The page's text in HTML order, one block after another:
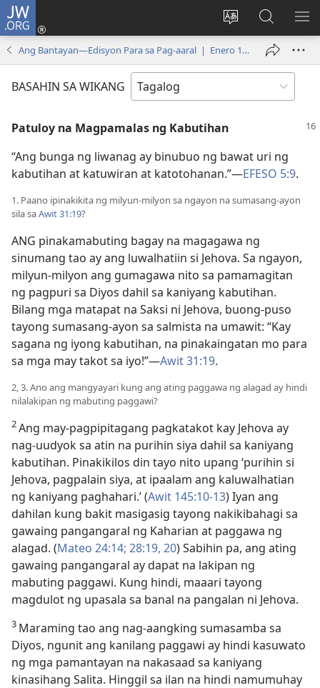
JW.ORG
Baguhin
ang
ng
Mag-
log
bubukas
window)
sa
JW.ORG
Ang Bantayan—Edisyon Para sa Pag-aaral | Enero 15, 2002
BASAHIN SA WIKANG
Patuloy na Magpamalas ng Kabutihan
“Ang bunga ng liwanag ay binubuo ng bawat uri ng
kabutihan at katuwiran at katotohanan.”​—EFESO 5:9.
1. Paano ipinakikita ng milyun-milyon sa ngayon na sumasang-ayon
sila saAwit 31:19?
ANG pinakamabuting bagay na magagawa ng
sinumang tao ay ang luwalhatiin si Jehova. Sa ngayon,
milyun-milyon ang gumagawa nito sa pamamagitan
ng pagpuri sa Diyos dahil sa kaniyang kabutihan.
Bilang mga matapat na Saksi ni Jehova, buong-puso
tayong sumasang-ayon sa salmista na umawit: “Kay
sagana ng iyong kabutihan, na pinakaingatan mo para
sa mga may takot sa iyo!”​—Awit 31:19.
2, 3. Ano ang mangyayari kung ang ating paggawa ng alagad ay hindi
nilalakipan ng mabuting paggawi?
2Ang may-pagpipitagang pagkatakot kay Jehova ay
nag-uudyok sa atin na purihin siya dahil sa kaniyang
kabutihan. Pinakikilos din tayo nito upang ‘purihin si
Jehova, pagpalain siya, at ipaalam ang kaluwalhatian
ng kaniyang paghahari.’ (Awit 145:10-13) Iyan ang
dahilan kung bakit masigasig tayong nakikibahagi sa
gawaing pangangaral ng Kaharian at paggawa ng
alagad. (Mateo 24:14; 28:19, 20) Sabihin pa, ang ating
gawaing pangangaral ay dapat na lakipan ng
mabuting paggawi. Kung hindi, maaari tayong
magdulot ng upasala sa banal na pangalan ni Jehova.
3 Maraming tao ang nag-aangking sumasamba sa
Diyos, ngunit ang kanilang paggawi ay hindi kasuwato
ng mga pamantayan na nakasaad sa kaniyang
kinasihang Salita. Hinggil sa ilan na hindi namumuhay